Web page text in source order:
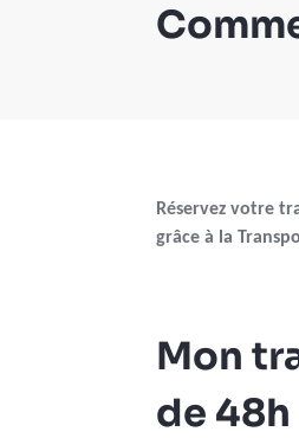
Réservez votre
grâce à la
Mon
de 48h